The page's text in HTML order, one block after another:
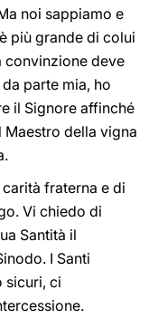
noi sappiamo e
più grande di colui
convinzione deve
parte mia, ho
il Signore affinché
della vigna
fraterna e di
Vi chiedo di
Santità il
I Santi
sicuri, ci